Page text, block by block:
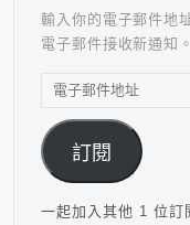
輸入你的電子郵件地
電子郵件接收新通知。
電
郵
件
地
址
訂閱
一起加入其他 1 位訂